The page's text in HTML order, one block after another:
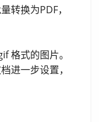
转换为PDF，
格式的图片。
进一步设置，